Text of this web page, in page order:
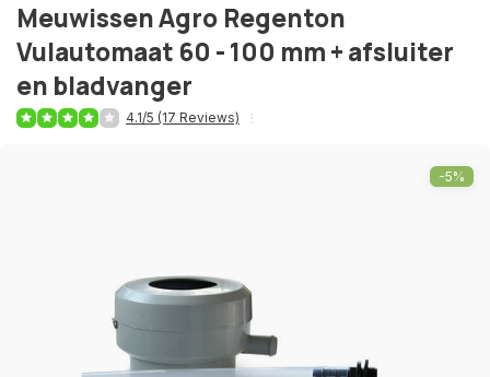
Meuwissen Agro Regenton
Vulautomaat 60 - 100 mm + afsluiter
en bladvanger
4.1/5 (17 Reviews)
-5%